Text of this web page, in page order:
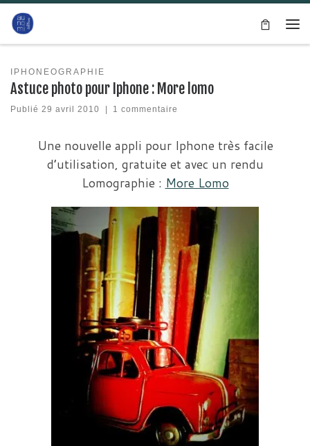
Passer au contenu
IPHONEOGRAPHIE
Astuce photo pour Iphone : More lomo
Publié 29 avril 2010 1 commentaire
Une nouvelle appli pour Iphone très facile
d’utilisation, gratuite et avec un rendu
Lomographie : More Lomo